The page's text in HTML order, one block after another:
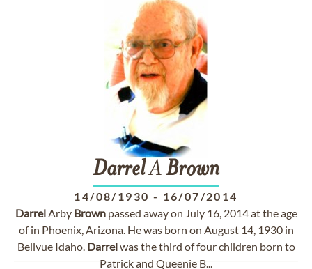
DarrelABrown
14/08/1930 - 16/07/2014
DarrelArby Brownpassed away on July 16, 2014 at the age
of in Phoenix, Arizona. He was born on August 14, 1930 in
Bellvue Idaho. Darrelwas the third of four children born to
Patrick and Queenie B...